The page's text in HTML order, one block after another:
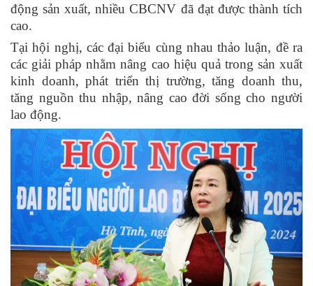
động sản xuất, nhiều CBCNV đã đạt được thành tích
cao.
Tại hội nghị, các đại biểu cùng nhau thảo luận, đề ra
các giải pháp nhằm nâng cao hiệu quả trong sản xuất
kinh doanh, phát triển thị trường, tăng doanh thu,
tăng nguồn thu nhập, nâng cao đời sống cho người
lao động.